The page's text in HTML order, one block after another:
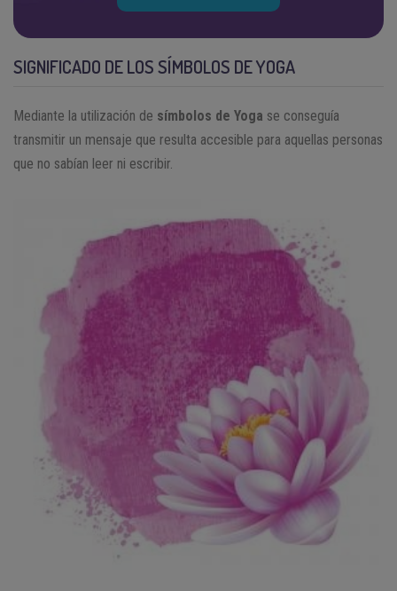
SIGNIFICADO DE LOS SÍMBOLOS DE YOGA
Mediante la utilización de símbolos de Yoga se conseguía
transmitir un mensaje que resulta accesible para aquellas personas
que no sabían leer ni escribir.